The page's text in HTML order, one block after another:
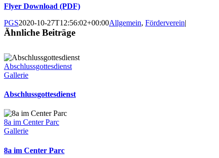
Flyer Download (PDF)
PGS2020-10-27T12:56:02+00:00Allgemein, Förderverein|
Ähnliche Beiträge
Abschlussgottesdienst
Gallerie
Abschlussgottesdienst
8a im Center Parc
Gallerie
8a im Center Parc